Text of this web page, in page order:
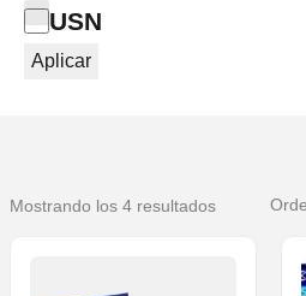
Mostrando los 4 resultadosOrdenado
popularidad
Categoría
USN
Aplicar